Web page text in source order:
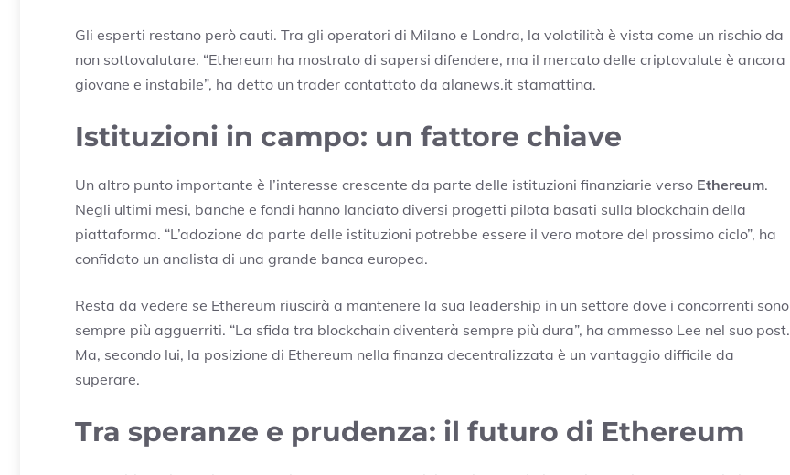
Gli esperti restano però cauti. Tra gli operatori di Milano e Londra, la volatilità è vista come un rischio da
non sottovalutare. “Ethereum ha mostrato di sapersi difendere, ma il mercato delle criptovalute è ancora
giovane e instabile”, ha detto un trader contattato da alanews.it stamattina.
Istituzioni in campo: un fattore chiave
Un altro punto importante è l’interesse crescente da parte delle istituzioni finanziarie verso Ethereum.
Negli ultimi mesi, banche e fondi hanno lanciato diversi progetti pilota basati sulla blockchain della
piattaforma. “L’adozione da parte delle istituzioni potrebbe essere il vero motore del prossimo ciclo”, ha
confidato un analista di una grande banca europea.
Resta da vedere se Ethereum riuscirà a mantenere la sua leadership in un settore dove i concorrenti sono
sempre più agguerriti. “La sfida tra blockchain diventerà sempre più dura”, ha ammesso Lee nel suo post.
Ma, secondo lui, la posizione di Ethereum nella finanza decentralizzata è un vantaggio difficile da
superare.
Tra speranze e prudenza: il futuro di Ethereum